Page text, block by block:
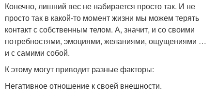
Конечно, лишний вес не набирается просто так. И не
просто так в какой-то момент жизни мы можем терять
контакт с собственным телом. А, значит, и со своими
потребностями, эмоциями, желаниями, ощущениями …
и с самими собой.
К этому могут приводит разные факторы:
Негативное отношение к своей внешности.